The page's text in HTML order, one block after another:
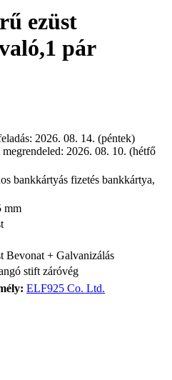
ezüst
pár
2026. 08. 14. (péntek)
2026. 08. 10. (hétfő
bankkártya,
mm
Bevonat + Galvanizálás
stift záróvég
ELF925 Co. Ltd.